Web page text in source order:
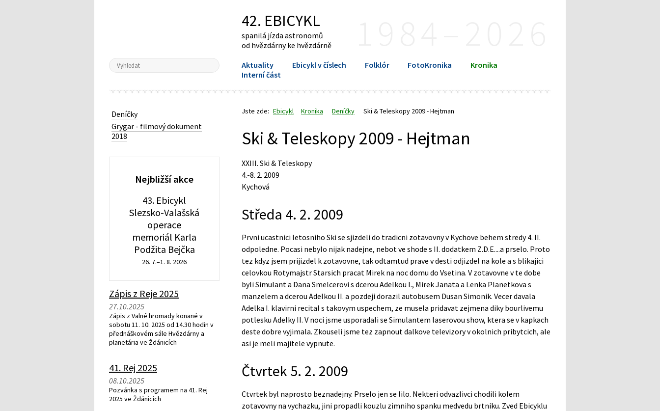
42. EBICYKL
spanilá jízda astronomů
od hvězdárny ke hvězdárně
Aktuality Ebicykl v číslech Folklór FotoKronika
Kronika
Interní část
Jste zde: Ebicykl Kronika Deníčky Ski & Teleskopy 2009 - Hejtman
Ski & Teleskopy 2009 - Hejtman
XXIII. Ski & Teleskopy
4.-8. 2. 2009
Kychová
Středa 4. 2. 2009
Prvni ucastnici letosniho Ski se sjizdeli do tradicni zotavovny v Kychove behem stredy 4. II.
odpoledne. Pocasi nebylo nijak nadejne, nebot ve shode s II. dodatkem Z.D.E....a prselo. Proto
tez kdyz jsem prijizdel k zotavovne, tak odtamtud prave v desti odjizdel na kole a s blikajici
celovkou Rotymajstr Starsich pracat Mirek na noc domu do Vsetina. V zotavovne v te dobe
byli Simulant a Dana Smelcerovi s dcerou Adelkou I., Mirek Janata a Lenka Planetkova s
manzelem a dcerou Adelkou II. a pozdeji dorazil autobusem Dusan Simonik. Vecer davala
Adelka I. klavirni recital s takovym uspechem, ze musela pridavat zejmena diky bourlivemu
potlesku Adelky II. V noci jsme usporadali se Simulantem laserovou show, ktera se v kapkach
deste dobre vyjimala. Zkouseli jsme tez zapnout dalkove televizory v okolnich pribytcich, ale
asi je meli majitele vypnute.
Čtvrtek 5. 2. 2009
Ctvrtek byl naprosto beznadejny. Prselo jen se lilo. Nekteri odvazlivci chodili kolem
zotavovny na vychazku, jini propadli kouzlu zimniho spanku medvedu brtniku. Zved Ebicyklu
Deníčky
Grygar - filmový dokument
2018
Nejbližší akce
43. Ebicykl
Slezsko-Valašská
operace
memoriál Karla
Podžita Bejčka
26. 7.–1. 8. 2026
Zápis z Reje 2025
27.10.2025
Zápis z Valné hromady konané v
sobotu 11. 10. 2025 od 14.30 hodin v
přednáškovém sále Hvězdárny a
planetária ve Ždánicích
41. Rej 2025
08.10.2025
Pozvánka s programem na 41. Rej
2025 ve Ždánicích